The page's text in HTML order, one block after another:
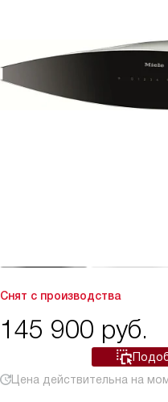
Снят с производства
145 900 руб.
Цена действительна на